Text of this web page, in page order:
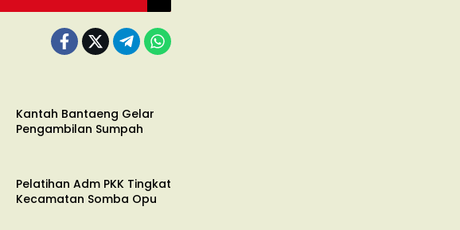
Kantah Bantaeng Gelar
Pengambilan Sumpah
Pelatihan Adm PKK Tingkat
Kecamatan Somba Opu